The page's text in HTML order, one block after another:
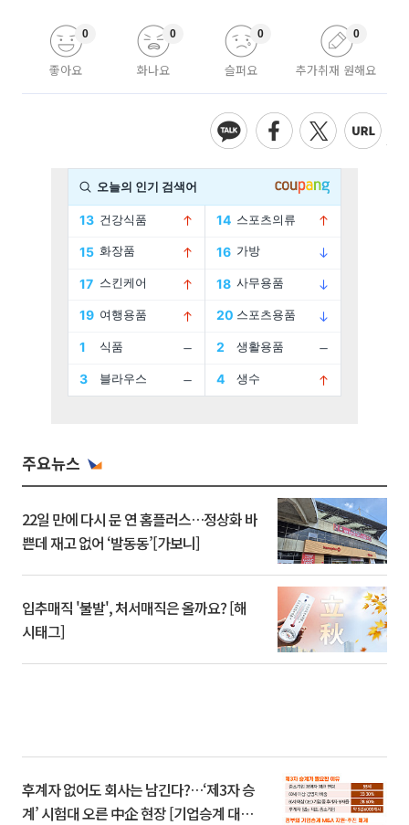
좋아요
0
화나요
0
슬퍼요
0
추가취재 원해요
0
주요뉴스
22일 만에 다시 문 연 홈플러스…정상화 바
쁜데 재고 없어 ‘발동동’[가보니]
입추매직 '불발', 처서매직은 올까요? [해
시태그]
후계자 없어도 회사는 남긴다?…‘제3자 승
계’ 시험대 오른 中企 현장 [기업승계 대전